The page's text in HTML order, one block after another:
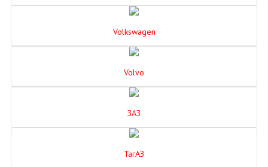
Volkswagen
Volvo
ЗАЗ
ТагАЗ